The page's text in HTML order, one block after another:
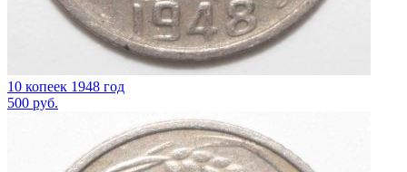
10 копеек 1948 год
500 руб.